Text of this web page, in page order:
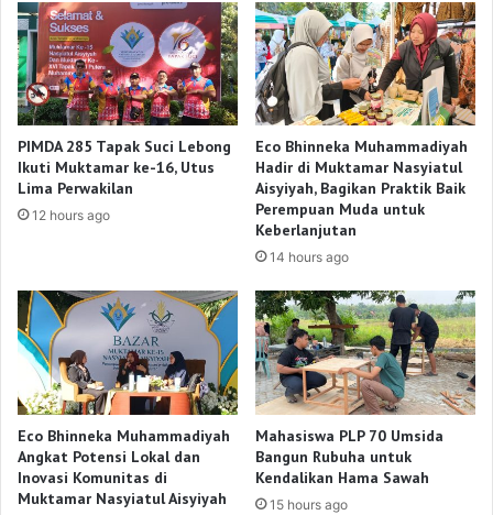
PIMDA 285 Tapak Suci Lebong
Ikuti Muktamar ke-16, Utus
Lima Perwakilan
12 hours ago
Eco Bhinneka Muhammadiyah
Hadir di Muktamar Nasyiatul
Aisyiyah, Bagikan Praktik Baik
Perempuan Muda untuk
Keberlanjutan
14 hours ago
Eco Bhinneka Muhammadiyah
Angkat Potensi Lokal dan
Inovasi Komunitas di
Muktamar Nasyiatul Aisyiyah
Mahasiswa PLP 70 Umsida
Bangun Rubuha untuk
Kendalikan Hama Sawah
15 hours ago